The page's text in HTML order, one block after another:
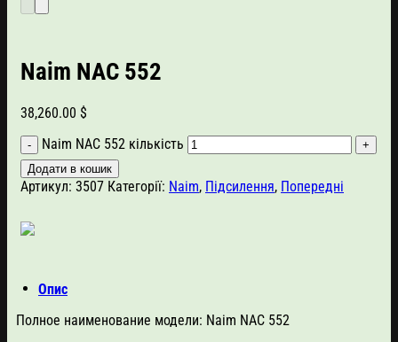
Naim NAC 552
38,260.00 $
Naim NAC 552 кількість
Додати в кошик
Артикул: 3507 Категорії: Naim, Підсилення, Попередні
Опис
Полное наименование модели: Naim NAC 552